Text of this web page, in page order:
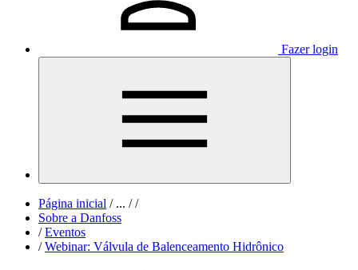
Fazer login
Página inicial /... / /
Sobre a Danfoss
/ Eventos
/ Webinar: Válvula de Balenceamento Hidrônico